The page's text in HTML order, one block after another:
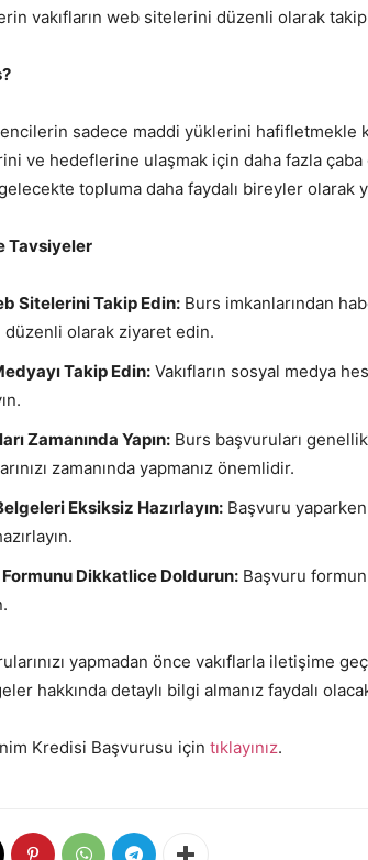
vakıfların web sitelerini düzenli olarak
sadece maddi yüklerini hafifletmekle
ve hedeflerine ulaşmak için daha fazla
topluma daha faydalı bireyler olarak
Tavsiyeler
Sitelerini Takip Edin: Burs imkanlarından
olarak ziyaret edin.
Takip Edin: Vakıfların sosyal medya
Zamanında Yapın: Burs başvuruları
zamanında yapmanız önemlidir.
Eksiksiz Hazırlayın: Başvuru
Dikkatlice Doldurun: Başvuru
yapmadan önce vakıflarla iletişime
hakkında detaylı bilgi almanız faydalı
Kredisi Başvurusu için tıklayınız.